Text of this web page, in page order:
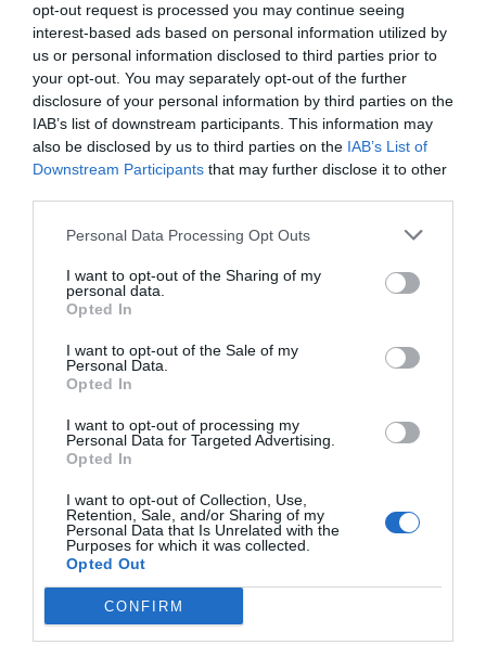
opt-out request is processed you may continue seeing
interest-based ads based on personal information utilized by
us or personal information disclosed to third parties prior to
your opt-out. You may separately opt-out of the further
disclosure of your personal information by third parties on the
IAB’s list of downstream participants. This information may
also be disclosed by us to third parties on the IAB’s List of
Downstream Participants that may further disclose it to other
Personal Data Processing Opt Outs
I want to opt-out of the Sharing of my
personal data.
Opted In
I want to opt-out of the Sale of my
Personal Data.
Opted In
I want to opt-out of processing my
Personal Data for Targeted Advertising.
Opted In
I want to opt-out of Collection, Use,
Retention, Sale, and/or Sharing of my
Personal Data that Is Unrelated with the
Purposes for which it was collected.
Opted Out
CONFIRM
venta, formándolos adecuadamente. Y,
finalmente, obtener rentabilidad con esta nueva
manera de vender. Probablemente, su aplicación
producirá una nueva brecha entre los grandes y
los pequeños, aunque esta vez estamos hablando
de sistemas asequibles y fáciles de adaptarse a
formatos del comercio electrónico,
McKinsey
el artículo¡Es la hora del espectáculo! Cómo el
comercio en vivo está transformando la
experiencia de compra
confirma que en este caso sucede absolutamente
lo contrario. La empresa alemana
Douglas,
dedicada a los productos de belleza, realiza
con expertos e influencers, y obtiene una tasa de
conversión del 40%. Atresmedia
una teletienda moderna utilizando su canal
televisivo.Cupra, el coche de Seat, ya se está